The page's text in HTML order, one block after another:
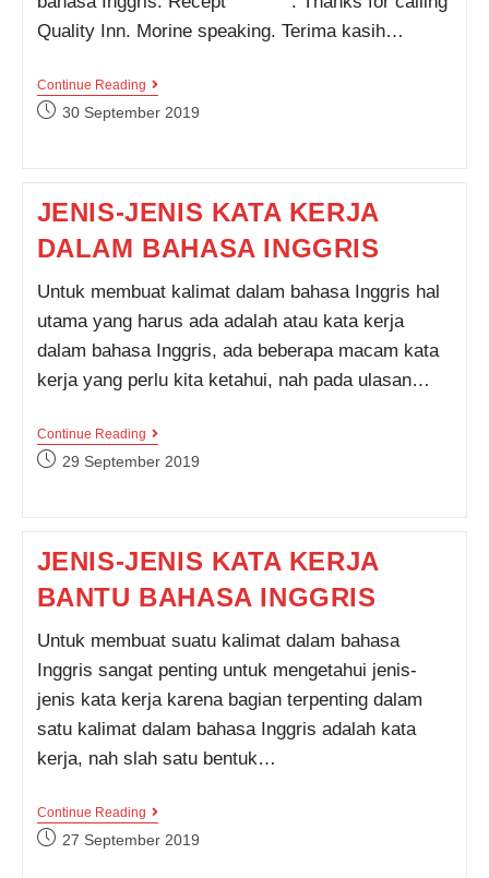
Quality Inn. Morine speaking. Terima kasih…
Continue ReadingCONTOH
RESERVASI
Post30 September 2019
JENIS-JENIS KATA KERJA
DALAM BAHASA INGGRIS
Untuk membuat kalimat dalam bahasa Inggris hal
utama yang harus ada adalah atau kata kerja
dalam bahasa Inggris, ada beberapa macam kata
kerja yang perlu kita ketahui, nah pada ulasan…
Continue ReadingJENIS-
KATA
Post29 September 2019
JENIS-JENIS KATA KERJA
BANTU BAHASA INGGRIS
Untuk membuat suatu kalimat dalam bahasa
Inggris sangat penting untuk mengetahui jenis-
jenis kata kerja karena bagian terpenting dalam
satu kalimat dalam bahasa Inggris adalah kata
kerja, nah slah satu bentuk…
Continue ReadingJENIS-
KATA
Post27 September 2019